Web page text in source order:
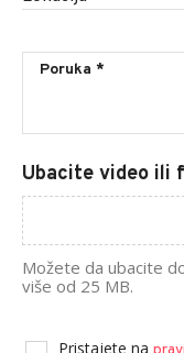
Ubacite video ili
Možete da ubacite
više od 25 MB.
Pristajete na